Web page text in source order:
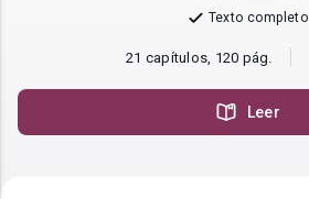
Texto completo
21 capítulos, 120 pág.
Leer